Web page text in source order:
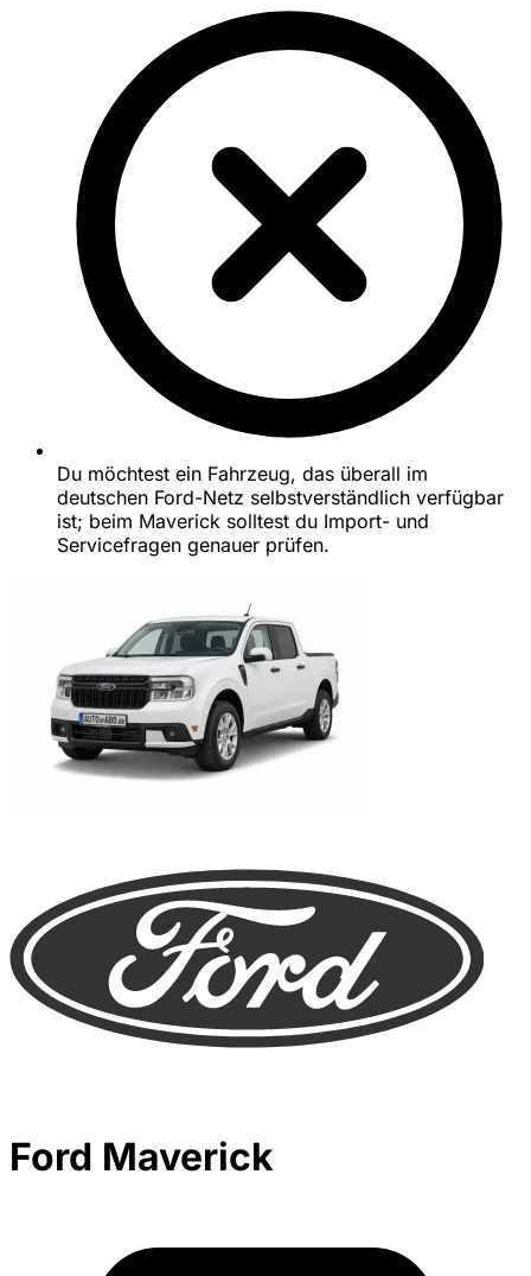
Du möchtest ein Fahrzeug, das überall im
deutschen Ford-Netz selbstverständlich verfügbar
ist; beim Maverick solltest du Import- und
Servicefragen genauer prüfen.
Ford Maverick